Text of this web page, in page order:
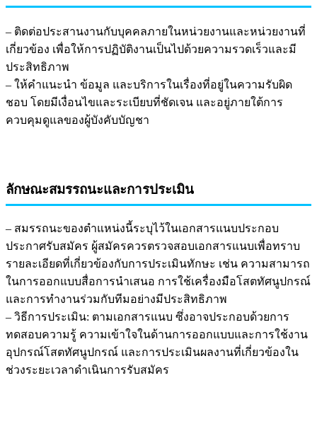
– ติดต่อประสานงานกับบุคคลภายในหน่วยงานและหน่วยงานที่
เกี่ยวข้อง เพื่อให้การปฏิบัติงานเป็นไปด้วยความรวดเร็วและมี
ประสิทธิภาพ
– ให้คำแนะนำ ข้อมูล และบริการในเรื่องที่อยู่ในความรับผิด
ชอบ โดยมีเงื่อนไขและระเบียบที่ชัดเจน และอยู่ภายใต้การ
ควบคุมดูแลของผู้บังคับบัญชา
ลักษณะสมรรถนะและการประเมิน
– สมรรถนะของตำแหน่งนี้ระบุไว้ในเอกสารแนบประกอบ
ประกาศรับสมัคร ผู้สมัครควรตรวจสอบเอกสารแนบเพื่อทราบ
รายละเอียดที่เกี่ยวข้องกับการประเมินทักษะ เช่น ความสามารถ
ในการออกแบบสื่อการนำเสนอ การใช้เครื่องมือโสตทัศนูปกรณ์
และการทำงานร่วมกับทีมอย่างมีประสิทธิภาพ
– วิธีการประเมิน: ตามเอกสารแนบ ซึ่งอาจประกอบด้วยการ
ทดสอบความรู้ ความเข้าใจในด้านการออกแบบและการใช้งาน
อุปกรณ์โสตทัศนูปกรณ์ และการประเมินผลงานที่เกี่ยวข้องใน
ช่วงระยะเวลาดำเนินการรับสมัคร